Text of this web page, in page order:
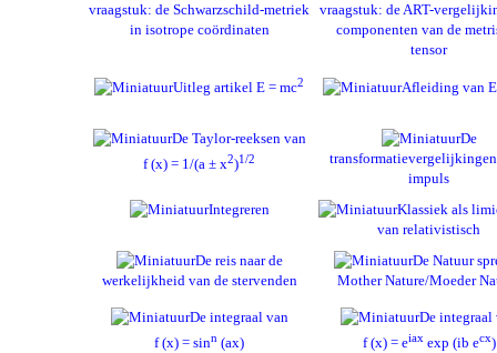
vraagstuk: de Schwarzschild-metriek
in isotrope coördinaten
vraagstuk: de ART-
componenten van de
tensor
Uitleg artikel E = mc2 Afleiding van
De Taylor-reeksen van
f (x) = 1/(a ± x2)1/2
De
impuls
Integreren
Klassiek als
van relativistisch
De reis naar de
werkelijkheid van de stervenden
De Natuur
Mother Nature/Moeder
De integraal van
f (x) = sinn (ax)
De integraal
f (x) = eiaxexp (ib ecx)